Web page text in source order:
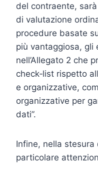
del contraente,
di valutazione
procedure basate
più vantaggiosa, gli
nell’Allegato 2 che
check‑list rispetto
e organizzative,
organizzative per
dati”.
Infine, nella
particolare